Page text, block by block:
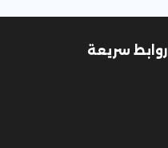
روابط سريعة